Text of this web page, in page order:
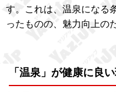
す。これは、温泉になる
ったものの、魅力向上の
「温泉」が健康に良